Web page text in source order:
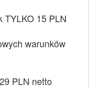
TYLKO 15 PLN
warunków
PLN netto